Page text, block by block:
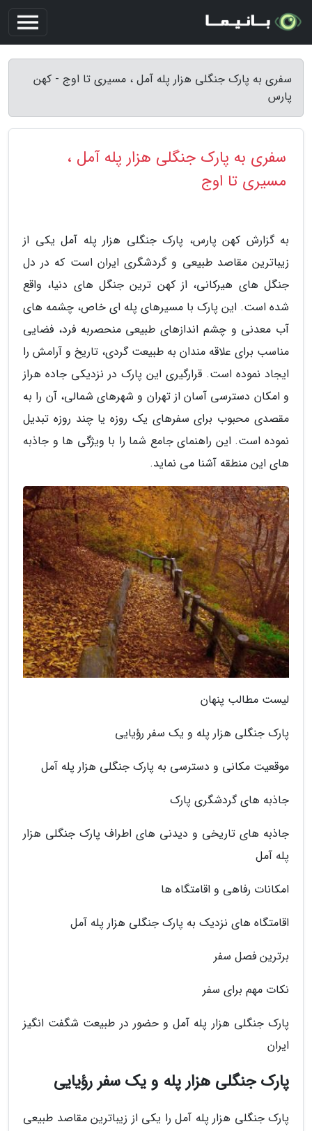
سفری به پارک جنگلی هزار پله آمل ، مسیری تا اوج - کهن
پارس
سفری به پارک جنگلی هزار پله آمل ،
مسیری تا اوج
به گزارش کهن پارس، پارک جنگلی هزار پله آمل یکی از
زیباترین مقاصد طبیعی و گردشگری ایران است که در دل
جنگل های هیرکانی، از کهن ترین جنگل های دنیا، واقع
شده است. این پارک با مسیرهای پله ای خاص، چشمه های
آب معدنی و چشم اندازهای طبیعی منحصربه فرد، فضایی
مناسب برای علاقه مندان به طبیعت گردی، تاریخ و آرامش را
ایجاد نموده است. قرارگیری این پارک در نزدیکی جاده هراز
و امکان دسترسی آسان از تهران و شهرهای شمالی، آن را به
مقصدی محبوب برای سفرهای یک روزه یا چند روزه تبدیل
نموده است. این راهنمای جامع شما را با ویژگی ها و جاذبه
های این منطقه آشنا می نماید.
لیست مطالب پنهان
پارک جنگلی هزار پله و یک سفر رؤیایی
موقعیت مکانی و دسترسی به پارک جنگلی هزار پله آمل
جاذبه های گردشگری پارک
جاذبه های تاریخی و دیدنی های اطراف پارک جنگلی هزار
پله آمل
امکانات رفاهی و اقامتگاه ها
اقامتگاه های نزدیک به پارک جنگلی هزار پله آمل
برترین فصل سفر
نکات مهم برای سفر
پارک جنگلی هزار پله آمل و حضور در طبیعت شگفت انگیز
ایران
پارک جنگلی هزار پله و یک سفر رؤیایی
پارک جنگلی هزار پله آمل را یکی از زیباترین مقاصد طبیعی